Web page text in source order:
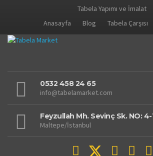
Tabela Yapımı ve İmalat
Anasayfa
Blog Tabela Çarşısı
0532 458 24 65
info@tabelamarket.com
Feyzullah Mh. Sevinç Sk. NO: 4-
Maltepe/İstanbul